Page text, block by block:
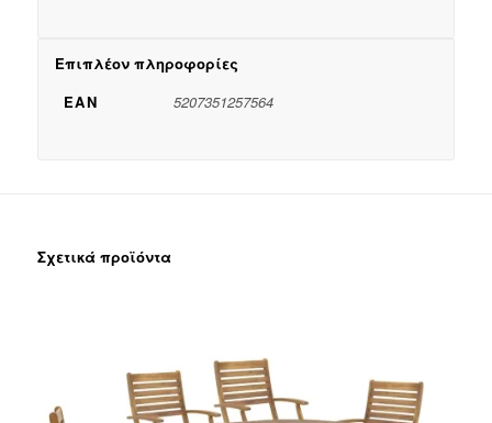
Επιπλέον πληροφορίες
EAN
5207351257564
Σχετικά προϊόντα